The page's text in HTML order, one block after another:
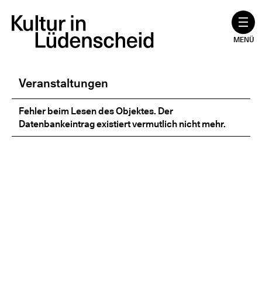
Inhalt
springen
MENÜ
Veranstaltungen
Fehler beim Lesen des Objektes. Der
Datenbankeintrag existiert vermutlich nicht mehr.